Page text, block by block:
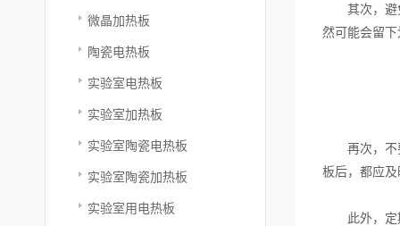
微晶加热板
陶瓷电热板
实验室电热板
实验室加热板
实验室陶瓷电热板
实验室陶瓷加热板
实验室用电热板
其次，避免
然可能会留
再次，不要
板后，都应
此外，定期